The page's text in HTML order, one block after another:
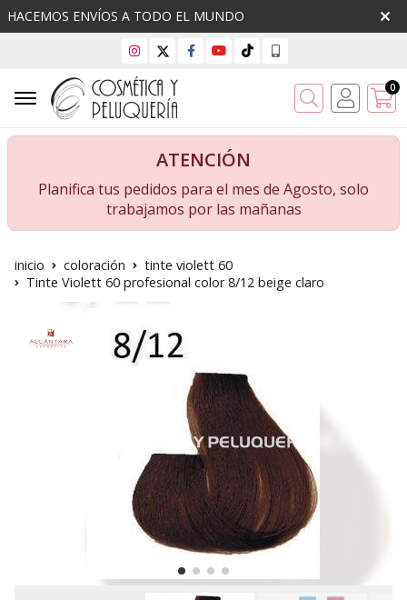
HACEMOS ENVÍOS A TODO EL MUNDO
Buscar 0
ATENCIÓN
Planifica tus pedidos para el mes de Agosto, solo
trabajamos por las mañanas
inicio coloración
tinte violett 60
Tinte Violett 60 profesional color 8/12 beige claro